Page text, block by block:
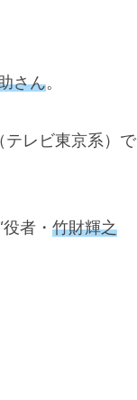
さん。
（テレビ東京系）で
者・ 竹財輝之